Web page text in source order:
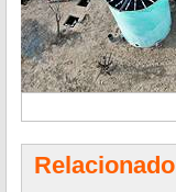
Relacionado